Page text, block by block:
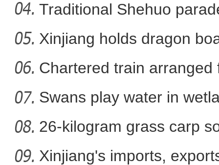
【非遗之美】剪出来
wort
Traditional Shehuo
Xinjiang holds dragon
Chartered train
Swans play water in
26-kilogram grass carp
win
Xinjiang's imports,